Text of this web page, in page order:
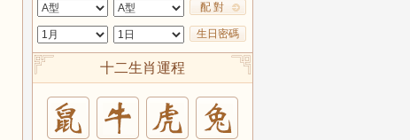
配 對
生日密碼
十二生肖運程